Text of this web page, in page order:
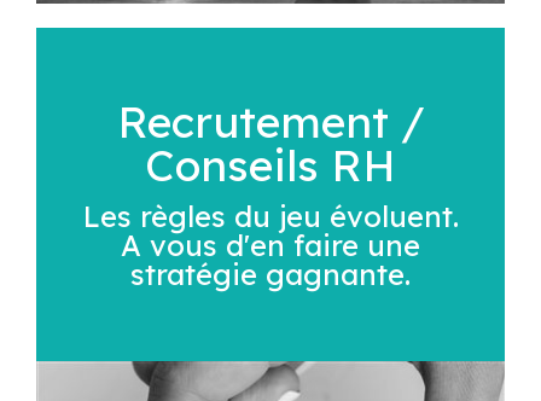
Recrutement /
Conseils RH
Les règles du jeu évoluent.
A vous d'en faire une
stratégie gagnante.